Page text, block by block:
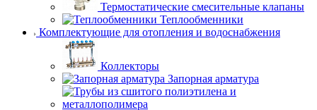
Термостатические смесительные клапаны
Теплообменники
Комплектующие для отопления и водоснабжения
Коллекторы
Запорная арматура